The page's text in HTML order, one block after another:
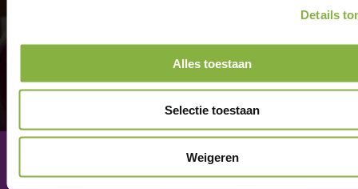
Details
Alles toestaan
Selectie toestaan
Weigeren
Contact